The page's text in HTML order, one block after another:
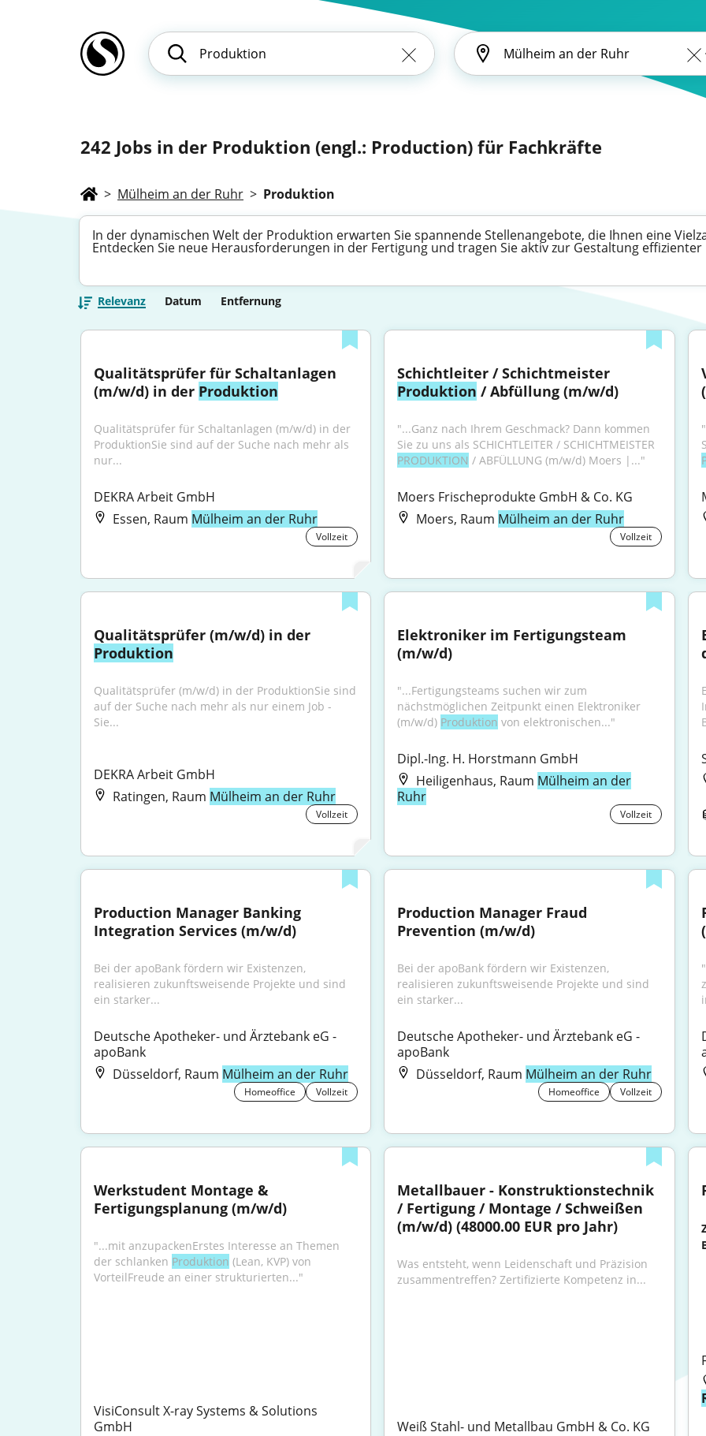
242 Jobs in der Produktion (engl.: Production) für Fachkräfte
> Mülheim an der Ruhr > Produktion
In der dynamischen Welt der Produktion erwarten Sie spannende Stellenangebote, die Ihnen eine
Entdecken Sie neue Herausforderungen in der Fertigung und tragen Sie aktiv zur Gestaltung
Relevanz Datum Entfernung
Qualitätsprüfer für Schaltanlagen
(m/w/d) in der Produktion
Qualitätsprüfer für Schaltanlagen (m/w/d) in der
ProduktionSie sind auf der Suche nach mehr als
nur...
DEKRA Arbeit GmbH
Essen, Raum Mülheim an der Ruhr
Vollzeit
Produktion / Abfüllung (m/w/d)
"...Ganz nach Ihrem Geschmack? Dann kommen
PRODUKTION / ABFÜLLUNG (m/w/d) Moers |..."
Moers Frischeprodukte GmbH & Co. KG
Moers, Raum Mülheim an der Ruhr
Vollzeit
Produktion
Qualitätsprüfer (m/w/d) in der ProduktionSie sind
auf der Suche nach mehr als nur einem Job -
Sie...
DEKRA Arbeit GmbH
Ratingen, Raum Mülheim an der Ruhr
Vollzeit
Elektroniker im Fertigungsteam
(m/w/d)
"...Fertigungsteams suchen wir zum
nächstmöglichen Zeitpunkt einen Elektroniker
(m/w/d) Produktion von elektronischen..."
Dipl.-Ing. H. Horstmann GmbH
Heiligenhaus, Raum Mülheim an der
Ruhr
Vollzeit
Production Manager Banking
Integration Services (m/w/d)
Bei der apoBank fördern wir Existenzen,
realisieren zukunftsweisende Projekte und sind
ein starker...
Deutsche Apotheker- und Ärztebank eG -
apoBank
Düsseldorf, Raum Mülheim an der Ruhr
Homeoffice Vollzeit
Production Manager Fraud
Prevention (m/w/d)
Bei der apoBank fördern wir Existenzen,
realisieren zukunftsweisende Projekte und sind
ein starker...
Deutsche Apotheker- und Ärztebank eG -
apoBank
Düsseldorf, Raum Mülheim an der Ruhr
Homeoffice Vollzeit
Werkstudent Montage &
Fertigungsplanung (m/w/d)
"...mit anzupackenErstes Interesse an Themen
der schlanken Produktion (Lean, KVP) von
VorteilFreude an einer strukturierten..."
VisiConsult X-ray Systems & Solutions
GmbH
Metallbauer - Konstruktionstechnik
/ Fertigung / Montage / Schweißen
(m/w/d) (48000.00 EUR pro Jahr)
Was entsteht, wenn Leidenschaft und Präzision
zusammentreffen? Zertifizierte Kompetenz in...
Weiß Stahl- und Metallbau GmbH & Co. KG